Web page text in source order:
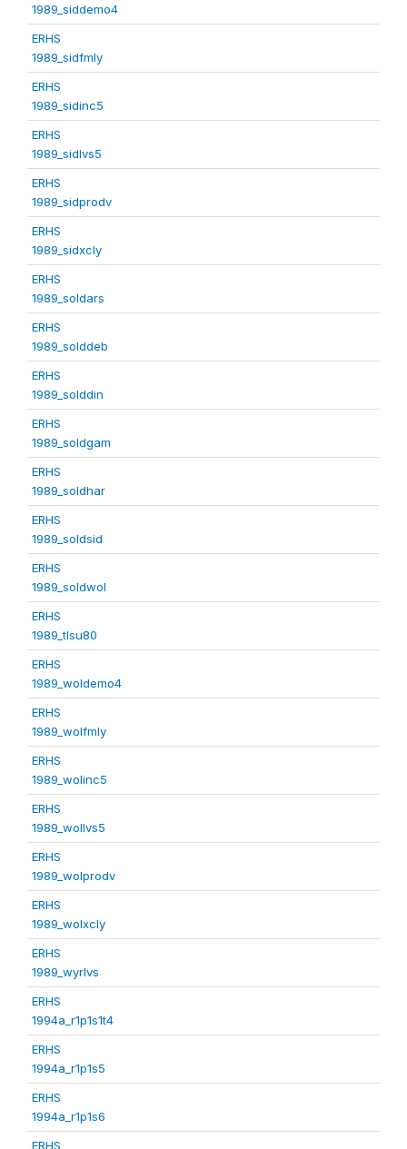
1989_siddemo4
ERHS
1989_sidfmly
ERHS
1989_sidinc5
ERHS
1989_sidlvs5
ERHS
1989_sidprodv
ERHS
1989_sidxcly
ERHS
1989_soldars
ERHS
1989_solddeb
ERHS
1989_solddin
ERHS
1989_soldgam
ERHS
1989_soldhar
ERHS
1989_soldsid
ERHS
1989_soldwol
ERHS
1989_tlsu80
ERHS
1989_woldemo4
ERHS
1989_wolfmly
ERHS
1989_wolinc5
ERHS
1989_wollvs5
ERHS
1989_wolprodv
ERHS
1989_wolxcly
ERHS
1989_wyrlvs
ERHS
1994a_r1p1s1t4
ERHS
1994a_r1p1s5
ERHS
1994a_r1p1s6
ERHS